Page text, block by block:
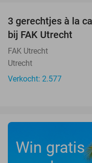
3 gerechtjes à la
bij FAK Utrecht
FAK Utrecht
Utrecht
Verkocht: 2.577
Win gratis